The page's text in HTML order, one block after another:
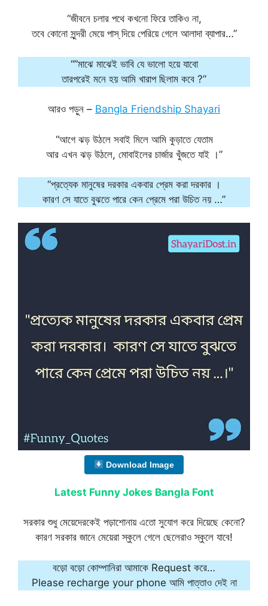
“জীবনে চলার পথে কখনো ফিরে তাকিও না,
তবে কোনো সুন্দরী মেয়ে পাস্ দিয়ে পেরিয়ে গেলে আলাদা ব্যাপার…”
“”মাঝে মাঝেই ভাবি যে ভালো হয়ে যাবো
তারপরেই মনে হয় আমি খারাপ ছিলাম কবে ?”
আরও পড়ুন – Bangla Friendship Shayari
“আগে ঝড় উঠলে সবাই মিলে আমি কুড়াতে যেতাম
আর এখন ঝড় উঠলে, মোবাইলের চার্জার খুঁজতে যাই ।”
“প্রত্যেক মানুষের দরকার একবার প্রেম করা দরকার ।
কারণ সে যাতে বুঝতে পারে কেন প্রেমে পরা উচিত নয় …”
Download Image
Latest Funny Jokes Bangla Font
সরকার শুধু মেয়েদেরকেই পড়াশোনায় এতো সুযোগ করে দিয়েছে কেনো?
কারণ সরকার জানে মেয়েরা স্কুলে গেলে ছেলেরাও স্কুলে যাবে!
বড়ো বড়ো কোম্পানিরা আমাকে Request করে…
Please recharge your phone আমি পাত্তাও দেই না